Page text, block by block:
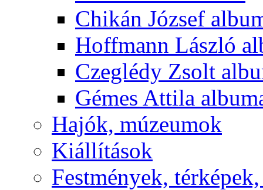
Chikán József
Hoffmann László
Czeglédy Zsolt
Gémes Attila
Hajók, múzeumok
Kiállítások
Festmények,